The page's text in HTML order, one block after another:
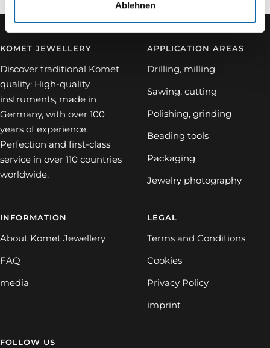
Ablehnen
KOMET JEWELLERY
Discover traditional Komet
quality: High-quality
instruments, made in
Germany, with over 100
years of experience.
Perfection and first-class
service in over 110 countries
worldwide.
APPLICATION AREAS
Drilling, milling
Sawing, cutting
Polishing, grinding
Beading tools
Packaging
Jewelry photography
INFORMATION
About Komet Jewellery
FAQ
media
LEGAL
Terms and Conditions
Cookies
Privacy Policy
imprint
FOLLOW US